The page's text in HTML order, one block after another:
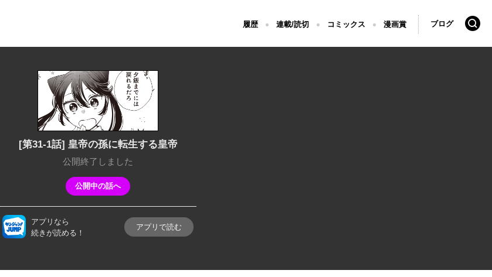
履歴 連載/読切 コミックス 漫画賞 ブログ 検索
[第31-1話] 皇帝の孫に転生する皇帝
公開終了しました
公開中の話へ
アプリなら
続きが読める！
アプリで読む